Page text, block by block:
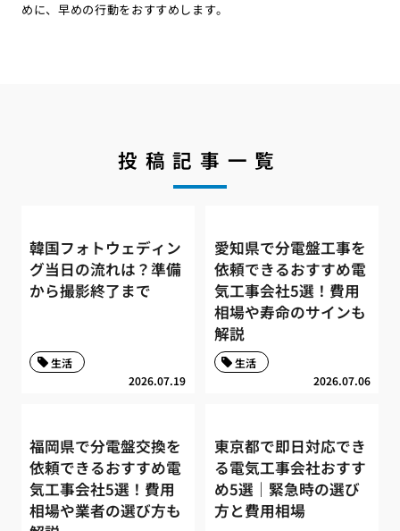
めに、早めの行動をおすすめします。
投稿記事一覧
韓国フォトウェディン
グ当日の流れは？準備
から撮影終了まで
2026.07.19
生活
愛知県で分電盤工事を
依頼できるおすすめ電
気工事会社5選！費用
相場や寿命のサインも
解説
2026.07.06
生活
福岡県で分電盤交換を
依頼できるおすすめ電
気工事会社5選！費用
相場や業者の選び方も
東京都で即日対応でき
る電気工事会社おすす
め5選｜緊急時の選び
方と費用相場